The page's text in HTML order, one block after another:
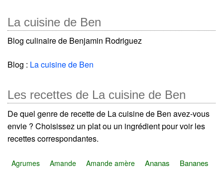
La cuisine de Ben
Blog culinaire de Benjamin Rodriguez
Blog : La cuisine de Ben
Les recettes de La cuisine de Ben
De quel genre de recette de La cuisine de Ben avez-vous
envie ? Choisissez un plat ou un ingrédient pour voir les
recettes correspondantes.
Agrumes Amande Amande amère Ananas Bananes